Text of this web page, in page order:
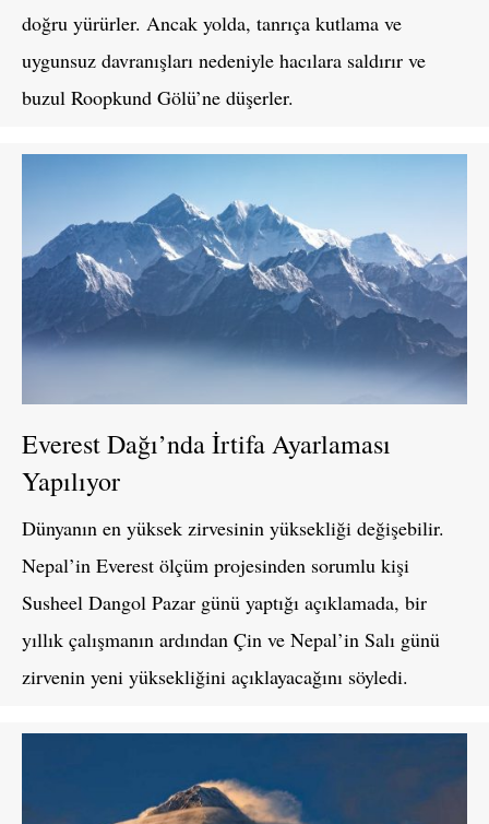
doğru yürürler. Ancak yolda, tanrıça kutlama ve
uygunsuz davranışları nedeniyle hacılara saldırır ve
buzul Roopkund Gölü’ne düşerler.
Everest Dağı’nda İrtifa Ayarlaması
Yapılıyor
Dünyanın en yüksek zirvesinin yüksekliği değişebilir.
Nepal’in Everest ölçüm projesinden sorumlu kişi
Susheel Dangol Pazar günü yaptığı açıklamada, bir
yıllık çalışmanın ardından Çin ve Nepal’in Salı günü
zirvenin yeni yüksekliğini açıklayacağını söyledi.